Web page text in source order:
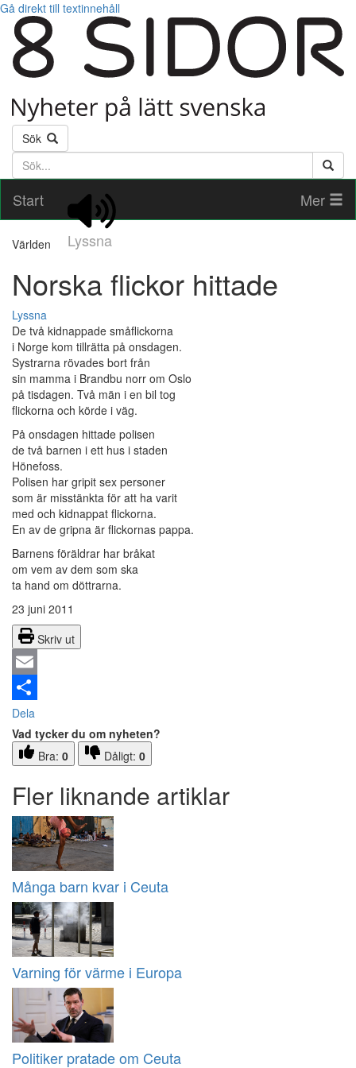
Gå direkt till textinnehåll
Sök
Söktext
Start
Lyssna
Mer
Världen
Norska flickor hittade
Lyssna
De två kidnappade småflickorna
i Norge kom tillrätta på onsdagen.
Systrarna rövades bort från
sin mamma i Brandbu norr om Oslo
på tisdagen. Två män i en bil tog
flickorna och körde i väg.
På onsdagen hittade polisen
de två barnen i ett hus i staden
Hönefoss.
Polisen har gripit sex personer
som är misstänkta för att ha varit
med och kidnappat flickorna.
En av de gripna är flickornas pappa.
Barnens föräldrar har bråkat
om vem av dem som ska
ta hand om döttrarna.
23 juni 2011
Skriv ut
Email
Dela
Vad tycker du om nyheten?
Bra: 0 Dåligt: 0
Fler liknande artiklar
Många barn kvar i Ceuta
Varning för värme i Europa
Politiker pratade om Ceuta